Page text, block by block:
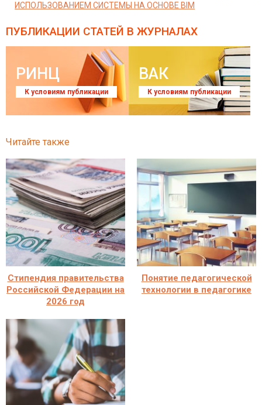
ИСПОЛЬЗОВАНИЕМ СИСТЕМЫ НА ОСНОВЕ BIM
ПУБЛИКАЦИИ СТАТЕЙ В ЖУРНАЛАХ
РИНЦ
К условиям публикации
ВАК
К условиям публикации
Читайте также
Стипендия правительства
Российской Федерации на
2026 год
Понятие педагогической
технологии в педагогике